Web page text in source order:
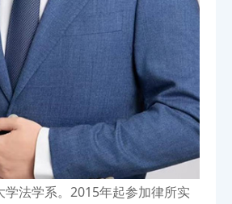
学法学系。2015年起参加律所实